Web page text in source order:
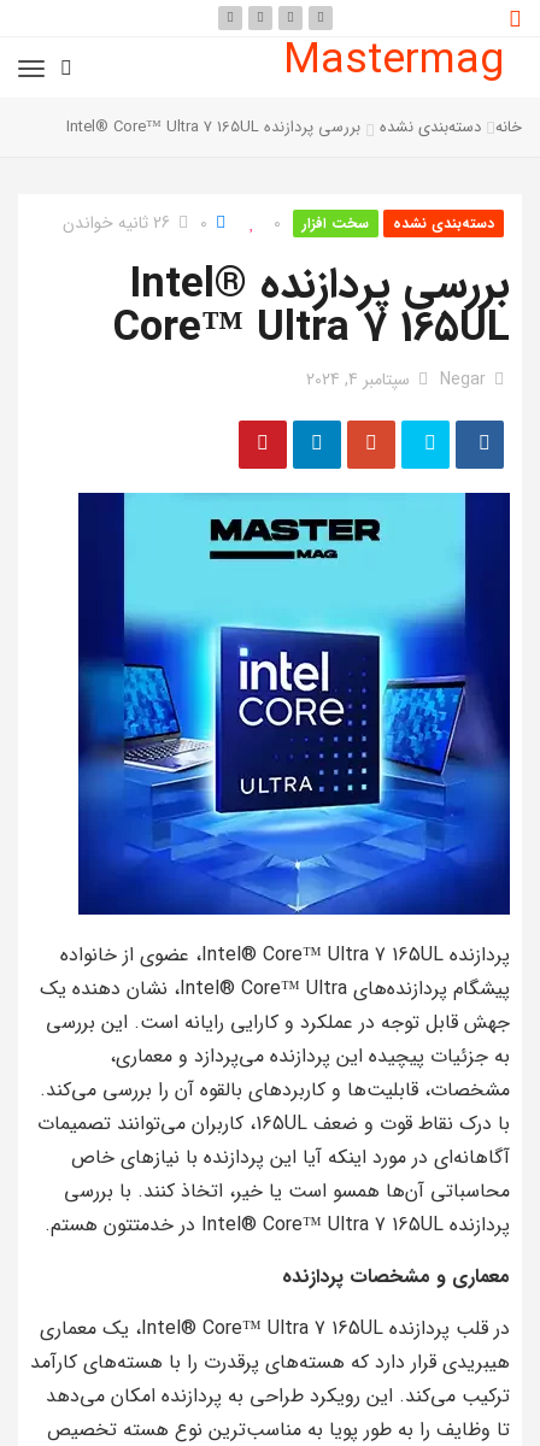
Mastermag
خانه دسته‌بندی نشده بررسی پردازنده Intel® Core™ Ultra 7 165UL
دسته‌بندی نشده سخت افزار 0
0 26 ثانیه خواندن
بررسی پردازنده Intel®
Core™ Ultra 7 165UL
Negar سپتامبر 4, 2024
پردازنده Intel® Core™ Ultra 7 165UL، عضوی از خانواده
پیشگام پردازنده‌های Intel® Core™ Ultra، نشان دهنده یک
جهش قابل توجه در عملکرد و کارایی رایانه است. این بررسی
به جزئیات پیچیده این پردازنده می‌پردازد و معماری،
مشخصات، قابلیت‌ها و کاربردهای بالقوه آن را بررسی می‌کند.
با درک نقاط قوت و ضعف 165UL، کاربران می‌توانند تصمیمات
آگاهانه‌ای در مورد اینکه آیا این پردازنده با نیازهای خاص
محاسباتی آن‌ها همسو است یا خیر، اتخاذ کنند. با بررسی
پردازنده Intel® Core™ Ultra 7 165UL در خدمتتون هستم.
معماری و مشخصات پردازنده
در قلب پردازنده Intel® Core™ Ultra 7 165UL، یک معماری
هیبریدی قرار دارد که هسته‌های پرقدرت را با هسته‌های کارآمد
ترکیب می‌کند. این رویکرد طراحی به پردازنده امکان می‌دهد
تا وظایف را به طور پویا به مناسب‌ترین نوع هسته تخصیص